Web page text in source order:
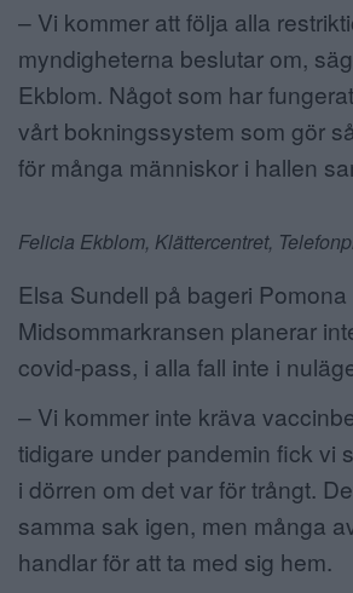
– Vi kommer att följa alla
myndigheterna beslutar om,
Ekblom. Något som har
vårt bokningssystem som gör
för många människor i hallen
Felicia Ekblom, Klättercentret,
Elsa Sundell på bageri Pomona
Midsommarkransen planerar
covid-pass, i alla fall inte i
– Vi kommer inte kräva
tidigare under pandemin fick vi
i dörren om det var för trångt.
samma sak igen, men många
handlar för att ta med sig hem.